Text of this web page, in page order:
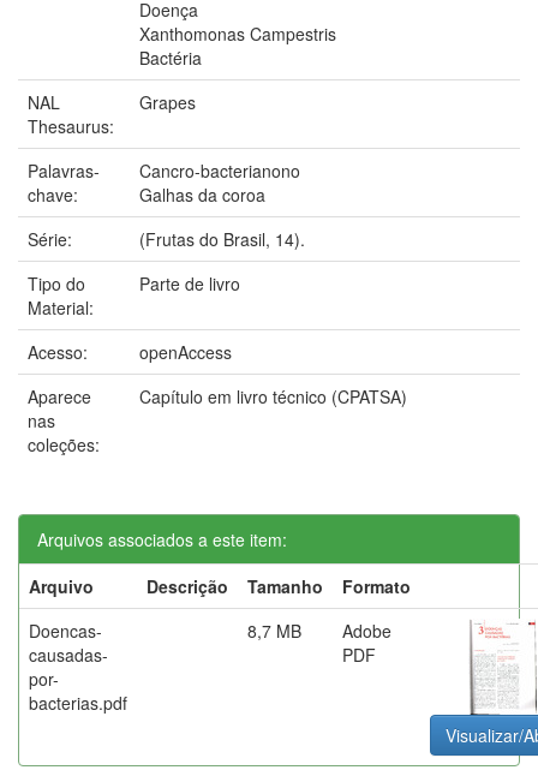
Doença
Xanthomonas Campestris
Bactéria
NAL
Thesaurus:
Grapes
Palavras-
chave:
Cancro-bacterianono
Galhas da coroa
Série:
(Frutas do Brasil, 14).
Tipo do
Material:
Parte de livro
Acesso:
openAccess
Aparece
nas
coleções:
Capítulo em livro técnico (CPATSA)
Arquivos associados a este item:
Arquivo
Descrição Tamanho
Formato
Doencas-
causadas-
por-
bacterias.pdf
8,7 MB
Adobe
PDF
Visualizar/